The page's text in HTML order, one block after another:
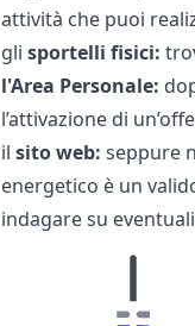
attività che puoi
gli sportelli fisici:
l'Area Personale:
l’attivazione di
il sito web: seppure
energetico è un
indagare su